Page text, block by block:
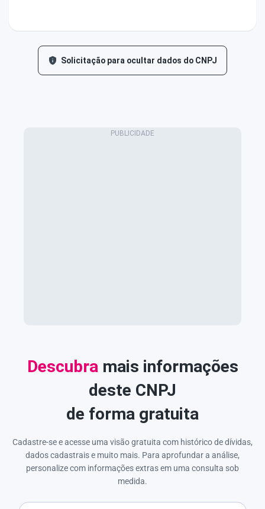
Solicitação para ocultar dados do CNPJ
Descubra mais informações
deste CNPJ
de forma gratuita
Cadastre-se e acesse uma visão gratuita com histórico de dívidas,
dados cadastrais e muito mais. Para aprofundar a análise,
personalize com informações extras em uma consulta sob
medida.